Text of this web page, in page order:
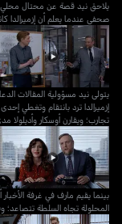
يلاحق نيد قصة عن محتال
صحفي عندما يعلم أن إزميرالدا
يتولى نيد مسؤولية المقالات
إزميرالدا ترد بانتقام وتغطي
تجارب؛ ويقارن أوسكار وأديلولا
بينما يقيم مارف في غرفة
المحلولة تجاه السلطة تتصاعد؛